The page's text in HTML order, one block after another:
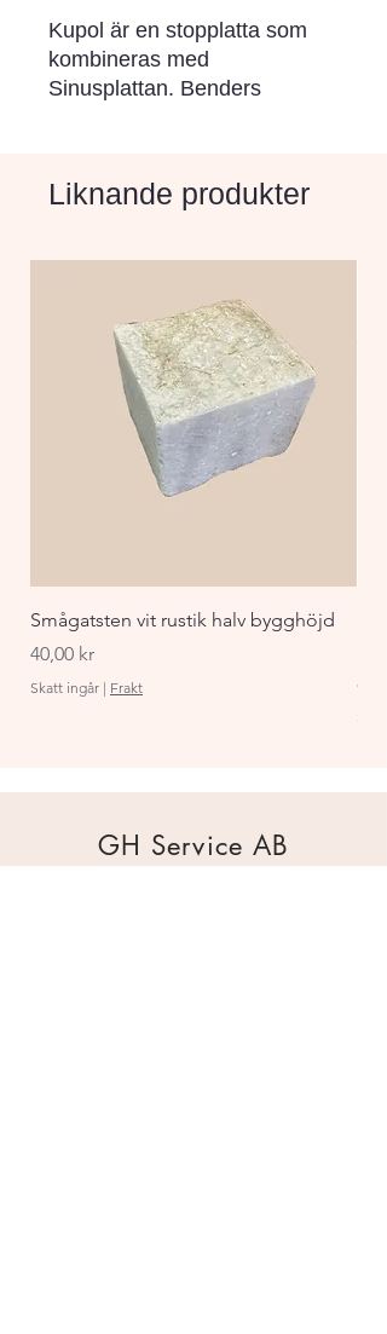
Kupol är en stopplatta som
kombineras med
Sinusplattan. Benders
och utseenden som smälter
Liknande produkter
Smågatsten vit rustik halv bygghöjd
Pris
40,00 kr
Skatt ingår | Frakt
Pris
GH Service AB